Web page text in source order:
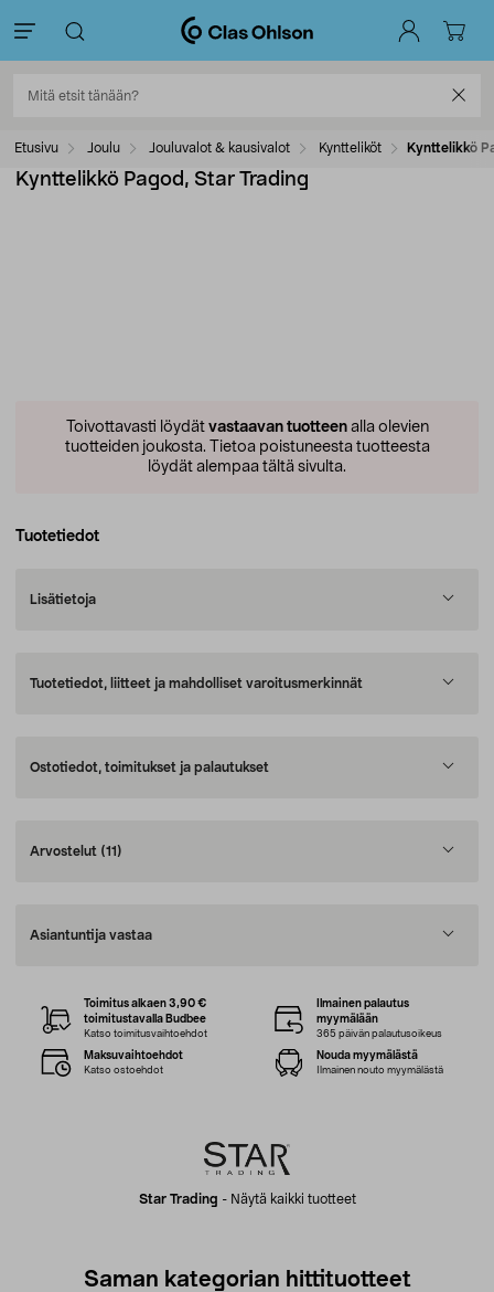
Etusivu Joulu Jouluvalot & kausivalot Kyntteliköt Kynttelikkö
Kynttelikkö Pagod, Star Trading
Toivottavasti löydät vastaavan tuotteenalla olevien
tuotteiden joukosta. Tietoa poistuneesta tuotteesta
löydät alempaa tältä sivulta.
Tuotetiedot
Lisätietoja
Tuotetiedot, liitteet ja mahdolliset varoitusmerkinnät
Ostotiedot, toimitukset ja palautukset
Arvostelut (11)
Asiantuntija vastaa
Star Trading - Näytä kaikki tuotteet
Toimitus alkaen 3,90 €
toimitustavalla Budbee
Katso toimitusvaihtoehdot
Ilmainen palautus
myymälään
365 päivän palautusoikeus
Maksuvaihtoehdot
Katso ostoehdot
Nouda myymälästä
Ilmainen nouto myymälästä
Saman kategorian hittituotteet